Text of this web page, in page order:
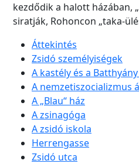
kezdődik a halott házában,
siratják, Rohoncon „taka-
Áttekintés
Zsidó személyiségek
A kastély és a
A nemzetiszocializmus
A „Blau“ ház
A zsinagóga
A zsidó iskola
Herrengasse
Zsidó utca